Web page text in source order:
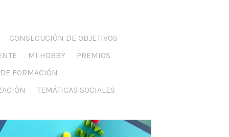
CONSECUCIÓN DE OBJETIVOS
MI HOBBY
PREMIOS
FORMACIÓN
TEMÁTICAS SOCIALES